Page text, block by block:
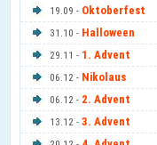
19.09 - Oktoberfest
31.10 - Halloween
29.11 - 1. Advent
06.12 - Nikolaus
06.12 - 2. Advent
13.12 - 3. Advent